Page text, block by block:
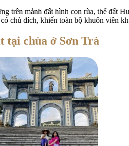
trên mảnh đất hình con rùa, thế đất
chủ đích, khiến toàn bộ khuôn viên
tại chùa ở Sơn Trà